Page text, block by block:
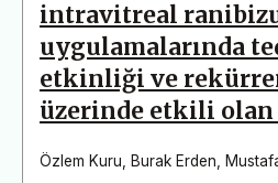
intravitreal
uygulamalarında
etkinliği ve
üzerinde etkili
Özlem Kuru Burak Erden